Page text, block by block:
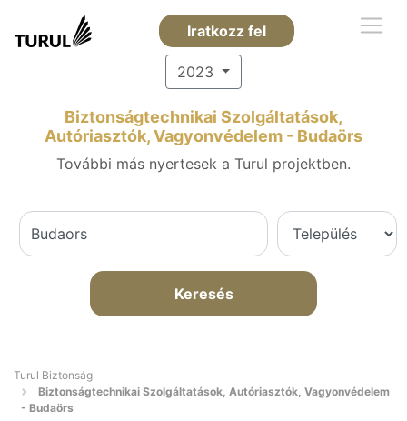
Iratkozz fel
2023
Biztonságtechnikai Szolgáltatások,
Autóriasztók, Vagyonvédelem - Budaörs
További más nyertesek a Turul projektben.
Keresés
Turul Biztonság
Biztonságtechnikai Szolgáltatások, Autóriasztók, Vagyonvédelem
- Budaörs